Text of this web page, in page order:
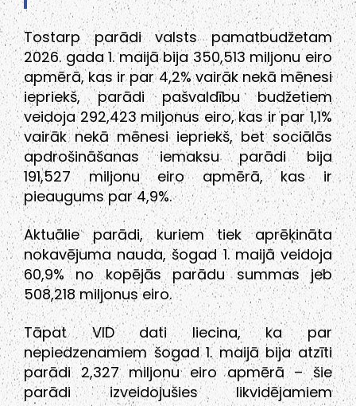
Tostarp parādi valsts pamatbudžetam
2026. gada 1. maijā bija 350,513 miljonu eiro
apmērā, kas ir par 4,2% vairāk nekā mēnesi
iepriekš, parādi pašvaldību budžetiem
veidoja 292,423 miljonus eiro, kas ir par 1,1%
vairāk nekā mēnesi iepriekš, bet sociālās
apdrošināšanas iemaksu parādi bija
191,527 miljonu eiro apmērā, kas ir
pieaugums par 4,9%.
Aktuālie parādi, kuriem tiek aprēķināta
nokavējuma nauda, šogad 1. maijā veidoja
60,9% no kopējās parādu summas jeb
508,218 miljonus eiro.
Tāpat VID dati liecina, ka par
nepiedzenamiem šogad 1. maijā bija atzīti
parādi 2,327 miljonu eiro apmērā – šie
parādi izveidojušies likvidējamiem